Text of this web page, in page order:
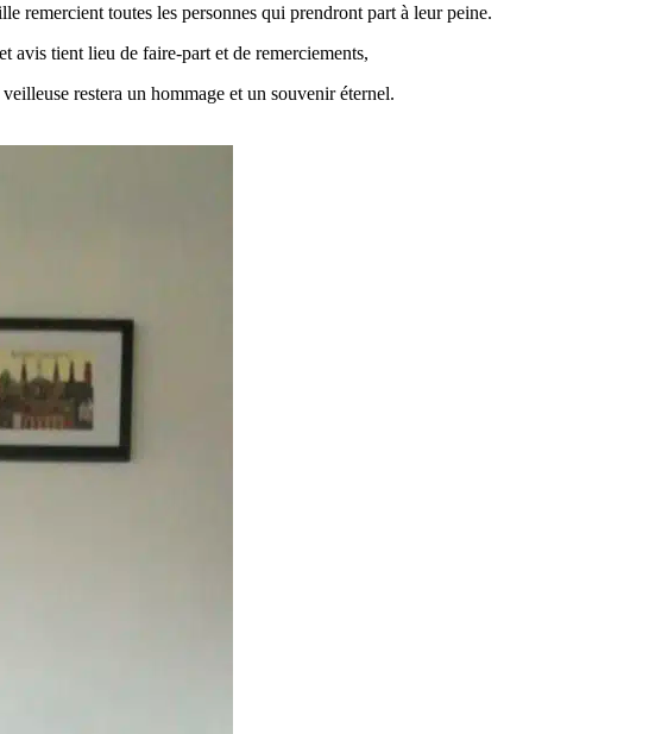
remercient toutes les personnes qui prendront part à leur peine.
avis tient lieu de faire-part et de remerciements,
restera un hommage et un souvenir éternel.